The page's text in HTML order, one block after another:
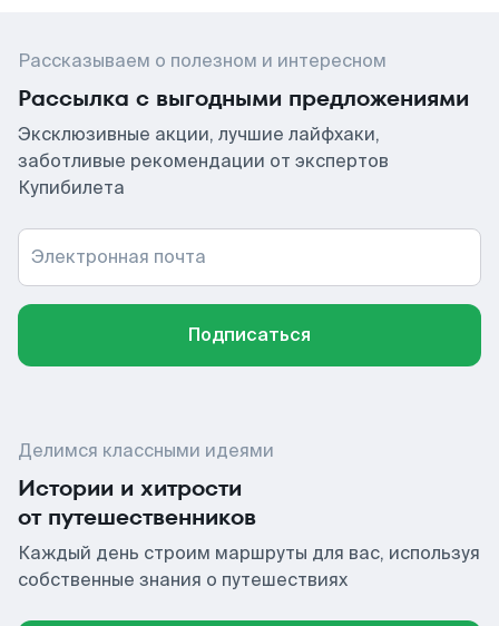
Рассказываем о полезном и интересном
Рассылка с выгодными предложениями
Эксклюзивные акции, лучшие лайфхаки,
заботливые рекомендации от экспертов
Купибилета
Электронная почта
Подписаться
Делимся классными идеями
Истории и хитрости
от путешественников
Каждый день строим маршруты для вас, используя
собственные знания о путешествиях